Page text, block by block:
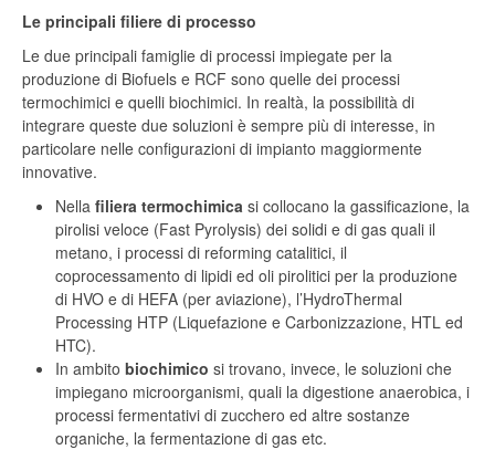
Le principali filiere di processo
Le due principali famiglie di processi impiegate per la
produzione di Biofuels e RCF sono quelle dei processi
termochimici e quelli biochimici. In realtà, la possibilità di
integrare queste due soluzioni è sempre più di interesse, in
particolare nelle configurazioni di impianto maggiormente
innovative.
Nella filiera termochimica si collocano la gassificazione, la
pirolisi veloce (Fast Pyrolysis) dei solidi e di gas quali il
metano, i processi di reforming catalitici, il
coprocessamento di lipidi ed oli pirolitici per la produzione
di HVO e di HEFA (per aviazione), l’HydroThermal
Processing HTP (Liquefazione e Carbonizzazione, HTL ed
HTC).
In ambito biochimico si trovano, invece, le soluzioni che
impiegano microorganismi, quali la digestione anaerobica, i
processi fermentativi di zucchero ed altre sostanze
organiche, la fermentazione di gas etc.